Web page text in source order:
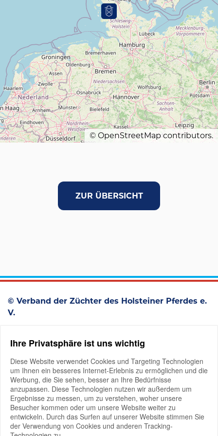
© OpenStreetMapcontributors.
ZUR ÜBERSICHT
© Verband der Züchter des Holsteiner Pferdes e.
V.
D-25336 Elmshorn
+49 4121 4979-0
Mitglieder-Login
Ihre Privatsphäre ist uns wichtig
Diese Website verwendet Cookies und Targeting Technologien
um Ihnen ein besseres Internet-Erlebnis zu ermöglichen und die
Werbung, die Sie sehen, besser an Ihre Bedürfnisse
anzupassen. Diese Technologien nutzen wir außerdem um
Ergebnisse zu messen, um zu verstehen, woher unsere
Besucher kommen oder um unsere Website weiter zu
entwickeln. Durch das Surfen auf unserer Website stimmen Sie
der Verwendung von Cookies und anderen Tracking-